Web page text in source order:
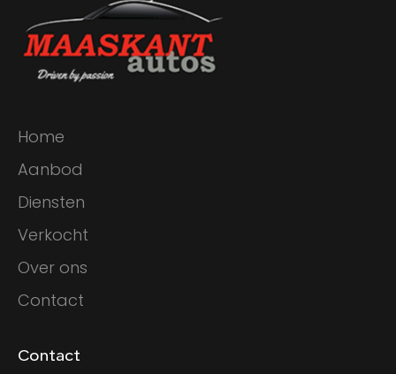
Home
Aanbod
Diensten
Verkocht
Over ons
Contact
Contact